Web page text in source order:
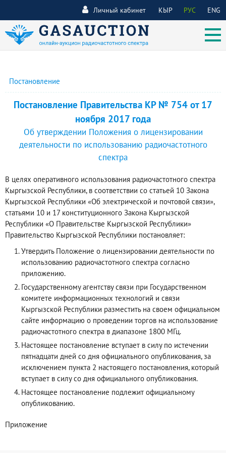
КЫР РУС ENG
Личный кабинет
Постановление
Постановление Правительства КР № 754 от 17
ноября 2017 года
Об утверждении Положения о лицензировании
деятельности по использованию радиочастотного
спектра
В целях оперативного использования радиочастотного спектра
Кыргызской Республики, в соответствии со статьей 10 Закона
Кыргызской Республики «Об электрической и почтовой связи»,
статьями 10 и 17 конституционного Закона Кыргызской
Республики «О Правительстве Кыргызской Республики»
Правительство Кыргызской Республики постановляет:
Утвердить Положение о лицензировании деятельности по
использованию радиочастотного спектра согласно
приложению.
Государственному агентству связи при Государственном
комитете информационных технологий и связи
Кыргызской Республики разместить на своем официальном
сайте информацию о проведении торгов на использование
радиочастотного спектра в диапазоне 1800 МГц.
Настоящее постановление вступает в силу по истечении
пятнадцати дней со дня официального опубликования, за
исключением пункта 2 настоящего постановления, который
вступает в силу со дня официального опубликования.
Настоящее постановление подлежит официальному
опубликованию.
Приложение